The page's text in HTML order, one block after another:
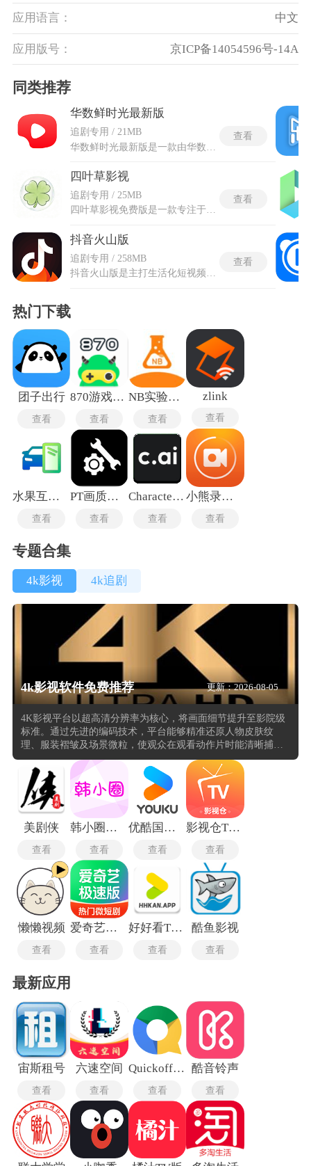
应用语言： 中文
应用版号： 京ICP备14054596号-14A‌
同类推荐
华数鲜时光最新版
追剧专用 / 21MB
查看
四叶草影视
追剧专用 / 25MB
四叶草影视免费版是一款专注于影视播放的工具，整合全网各类影视资源，打造便捷高效的一站式观影环境。软件涵盖多种题材和类型的影视内容，通过优化解析技术保障播放流畅度，搭配智能分类和推荐功能，让各类影视内容可快速检索、便捷观看。四叶草影视免费版无需额外付费，就能畅享海量高清影视资源，免费体验一站式追剧观影。软件还支持投屏、倍速、选集，满足不同观影偏好，为观影提供舒适、便捷的体验。平台海量资源更新及时、多源自由切换，让你可以更好的去沉浸式追剧。
查看
抖音火山版
追剧专用 / 258MB
查看
热门下载
团子出行
查看
870游戏盒最新版
查看
NB实验室教师端
查看
zlink
查看
水果互联车机版
查看
PT画质助手
查看
CharacterAI最新版
查看
小熊录屏无广告版
查看
专题合集
4k影视 4k追剧
4k影视软件免费推荐 更新：2026-08-05
4K影视平台以超高清分辨率为核心，将画面细节提升至影院级
标准。通过先进的编码技术，平台能够精准还原人物皮肤纹
理、服装褶皱及场景微粒，使观众在观看动作片时能清晰捕捉
高速镜头中的肌肉线条，在文艺片中可细致观察角色面部表情
的微妙变化。专注海外内容的深度整合，构建覆盖欧美、日
韩、东南亚等多地区影视资源的4K生态。对冷门剧集收录，能
通过精准的多语种字幕实现无障碍观看。平台采用智能解码技
术，确保老旧设备在弱网环境下仍能流畅播放，彻底消除卡顿
现象，为用户打造无缝衔接的全球影视探索之旅。
美剧侠
查看
韩小圈老版本
查看
优酷国际版
查看
影视仓TV版
查看
懒懒视频
查看
爱奇艺极速版
查看
好好看TV版
查看
酷鱼影视
查看
最新应用
宙斯租号
查看
六速空间
查看
Quickoffice Pro最新版
查看
酷音铃声
查看